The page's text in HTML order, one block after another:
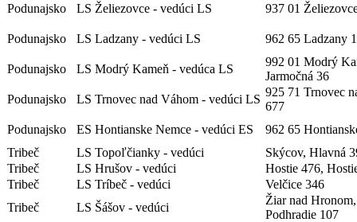
Podunajsko LS Želiezovce - vedúci LS 937 01
Podunajsko LS Ladzany - vedúci LS 962 65 Ladzany
Podunajsko LS Modrý Kameň - vedúca LS
992 01 Modrý
Jarmočná 36
Podunajsko
LS Trnovec nad Váhom - vedúci LS
925 71 Trnovec
677
Podunajsko
ES Hontianske Nemce - vedúci ES
962 65
Tribeč
LS Topoľčianky - vedúci
Skýcov, Hlavná
Tribeč
LS Hrušov - vedúci
Hostie 476,
Tribeč
LS Tríbeč - vedúci
Velčice 346
Tribeč
LS Šášov - vedúci
Žiar nad
Podhradie 107